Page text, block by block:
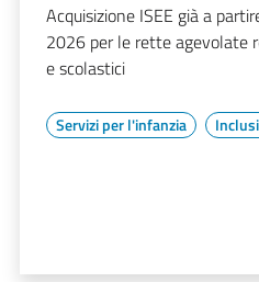
Acquisizione ISEE già a
2026 per le rette agevolate
e scolastici
Servizi per l'infanzia